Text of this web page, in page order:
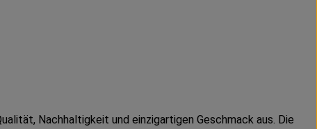
Nachhaltigkeit und einzigartigen Geschmack aus. Die